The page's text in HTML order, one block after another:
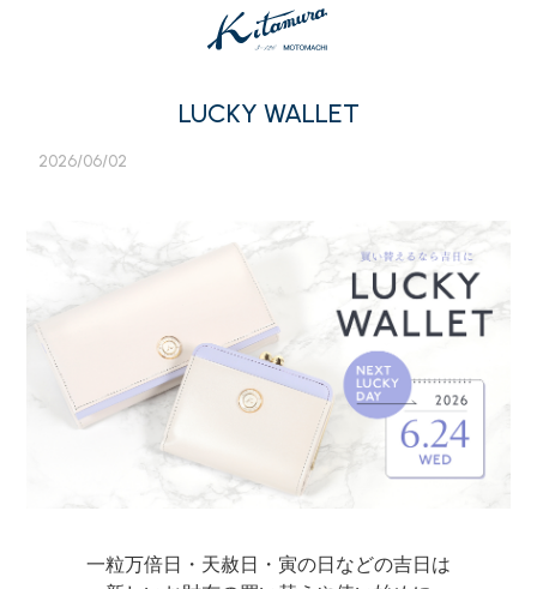
LUCKY WALLET
2026/06/02
一粒万倍日・天赦日・寅の日などの吉日は